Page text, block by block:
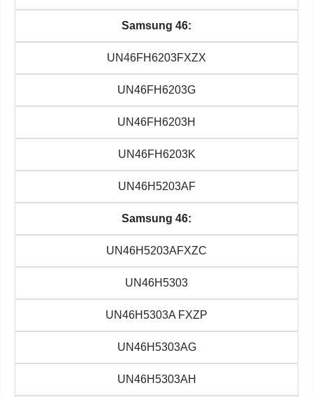
Samsung 46:
UN46FH6203FXZX
UN46FH6203G
UN46FH6203H
UN46FH6203K
UN46H5203AF
Samsung 46:
UN46H5203AFXZC
UN46H5303
UN46H5303A FXZP
UN46H5303AG
UN46H5303AH